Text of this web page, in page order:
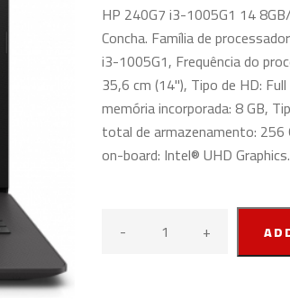
HP 240G7 i3-1005G1 14
Concha. Família de
i3-1005G1, Frequência do
35,6 cm (14"), Tipo de HD:
memória incorporada: 8 GB,
total de armazenamento: 256
on-board: Intel® UHD
- +